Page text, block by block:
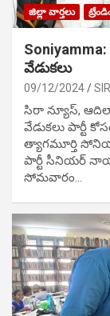
జిల్లా వార్తలు
వేడుక‌లు
09/12/2024
సిరా న్యూస్,
వేడుక‌లు పార్టీ
త్యాగమూర్తి
పార్టీ సీనియ‌ర్
సోమవారం…